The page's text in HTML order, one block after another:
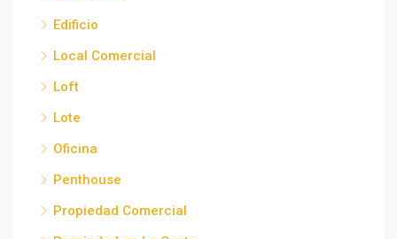
Edificio
Local Comercial
Loft
Lote
Oficina
Penthouse
Propiedad Comercial